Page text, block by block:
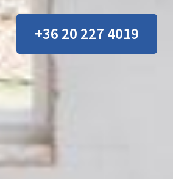
+36 20 227 4019